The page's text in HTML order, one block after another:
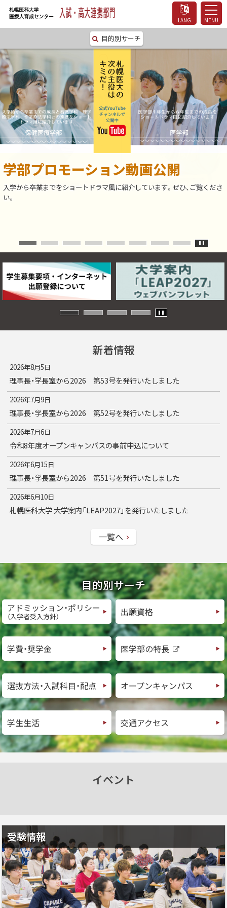
札幌医科大学医療人
育成センター 入試・
高大連携部門
目的別サーチ
LANG MENU
学部プロモーション動画公開
入学から卒業までをショートドラマ風に紹介しています。ぜひ、ご覧くださ
い。
札医大ってどんなところ？
新キャンパス完成！
地域に開かれ、
札幌医科大学 医学部
札幌医科大学 保健医療学部
大学院 医学研究科
大学院 保健医療学研究科
専攻科
新着情報
2026年8月5日
理事長・学長室から2026 第53号を発行いたしました
2026年7月9日
理事長・学長室から2026 第52号を発行いたしました
2026年7月6日
令和8年度オープンキャンパスの事前申込について
2026年6月15日
理事長・学長室から2026 第51号を発行いたしました
2026年6月10日
札幌医科大学 大学案内「LEAP2027」を発行いたしました
一覧へ
目的別サーチ
アドミッション・ポリシー
（入学者受入方針） 出願資格
学費・奨学金
医学部の特長
外
部
サ
イ
ト
選抜方法・入試科目・配点 オープンキャンパス
学生生活 交通アクセス
イベント
受験情報